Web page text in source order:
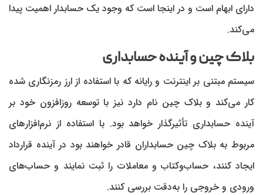
دارای ابهام است و در اینجا است که وجود یک حسابدار اهمیت پیدا
می‌کند.
بلاک‌ چین و آینده حسابداری
سیستم مبتنی بر اینترنت و رایانه که با استفاده از ارز رمزنگاری شده
کار می‌کند و بلاک چین نام دارد نیز با توسعه روزافزون خود بر
آینده حسابداری تأثیرگذار خواهد بود. با استفاده از نرم‌افزارهای
مربوط به بلاک چین حسابداران قادر خواهند بود در آینده قرارداد
ایجاد کنند، حساب‌وکتاب و معاملات را ثبت نمایند و حساب‌های
ورودی و خروجی را به‌دقت بررسی کنند.